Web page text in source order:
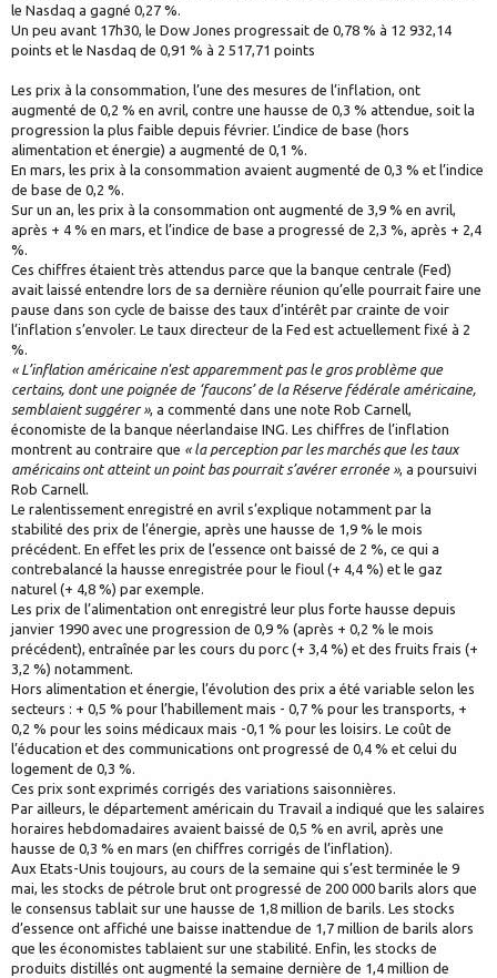
le Nasdaq a gagné 0,27 %.
Un peu avant 17h30, le Dow Jones progressait de 0,78 % à 12 932,14
points et le Nasdaq de 0,91 % à 2 517,71 points
Les prix à la consommation, l’une des mesures de l’inflation, ont
augmenté de 0,2 % en avril, contre une hausse de 0,3 % attendue, soit la
progression la plus faible depuis février. L’indice de base (hors
alimentation et énergie) a augmenté de 0,1 %.
En mars, les prix à la consommation avaient augmenté de 0,3 % et l’indice
de base de 0,2 %.
Sur un an, les prix à la consommation ont augmenté de 3,9 % en avril,
après + 4 % en mars, et l’indice de base a progressé de 2,3 %, après + 2,4
%.
Ces chiffres étaient très attendus parce que la banque centrale (Fed)
avait laissé entendre lors de sa dernière réunion qu’elle pourrait faire une
pause dans son cycle de baisse des taux d’intérêt par crainte de voir
l’inflation s’envoler. Le taux directeur de la Fed est actuellement fixé à 2
%.
« L’inflation américaine n'est apparemment pas le gros problème que
certains, dont une poignée de ‘faucons’ de la Réserve fédérale américaine,
semblaient suggérer », a commenté dans une note Rob Carnell,
économiste de la banque néerlandaise ING. Les chiffres de l’inflation
montrent au contraire que « la perception par les marchés que les taux
américains ont atteint un point bas pourrait s’avérer erronée », a poursuivi
Rob Carnell.
Le ralentissement enregistré en avril s’explique notamment par la
stabilité des prix de l’énergie, après une hausse de 1,9 % le mois
précédent. En effet les prix de l’essence ont baissé de 2 %, ce qui a
contrebalancé la hausse enregistrée pour le fioul (+ 4,4 %) et le gaz
naturel (+ 4,8 %) par exemple.
Les prix de l’alimentation ont enregistré leur plus forte hausse depuis
janvier 1990 avec une progression de 0,9 % (après + 0,2 % le mois
précédent), entraînée par les cours du porc (+ 3,4 %) et des fruits frais (+
3,2 %) notamment.
Hors alimentation et énergie, l’évolution des prix a été variable selon les
secteurs : + 0,5 % pour l’habillement mais - 0,7 % pour les transports, +
0,2 % pour les soins médicaux mais -0,1 % pour les loisirs. Le coût de
l’éducation et des communications ont progressé de 0,4 % et celui du
logement de 0,3 %.
Ces prix sont exprimés corrigés des variations saisonnières.
Par ailleurs, le département américain du Travail a indiqué que les salaires
horaires hebdomadaires avaient baissé de 0,5 % en avril, après une
hausse de 0,3 % en mars (en chiffres corrigés de l’inflation).
Aux Etats-Unis toujours, au cours de la semaine qui s’est terminée le 9
mai, les stocks de pétrole brut ont progressé de 200 000 barils alors que
le consensus tablait sur une hausse de 1,8 million de barils. Les stocks
d’essence ont affiché une baisse inattendue de 1,7 million de barils alors
que les économistes tablaient sur une stabilité. Enfin, les stocks de
produits distillés ont augmenté la semaine dernière de 1,4 million de